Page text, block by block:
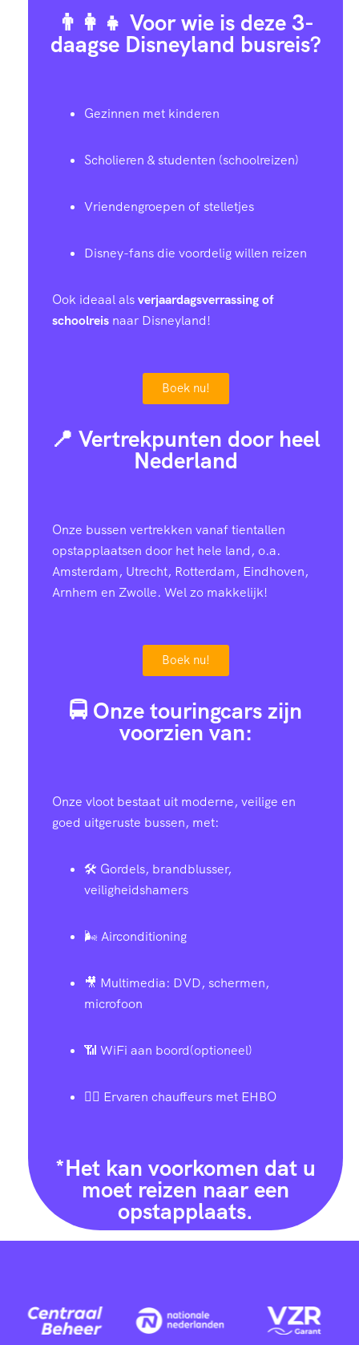
👨‍👩‍👧 Voor wie is deze 3-
daagse Disneyland busreis?
Gezinnen met kinderen
Scholieren & studenten (schoolreizen)
Vriendengroepen of stelletjes
Disney-fans die voordelig willen reizen
Ook ideaal alsverjaardagsverrassing of
schoolreis naar Disneyland!
Boek nu!
📍 Vertrekpunten door heel
Nederland
Onze bussen vertrekken vanaf tientallen
opstapplaatsen door het hele land, o.a.
Amsterdam, Utrecht, Rotterdam, Eindhoven,
Arnhem en Zwolle. Wel zo makkelijk!
Boek nu!
🚍 Onze touringcars zijn
voorzien van:
Onze vloot bestaat uit moderne, veilige en
goed uitgeruste bussen, met:
🛠️ Gordels, brandblusser,
veiligheidshamers
🌬️ Airconditioning
🎥 Multimedia: DVD, schermen,
microfoon
📶 WiFi aan boord(optioneel)
👨‍✈️ Ervaren chauffeurs met EHBO
*Het kan voorkomen dat u
moet reizen naar een
opstapplaats.